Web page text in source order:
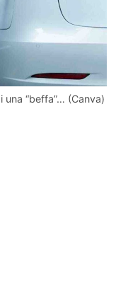
“beffa”… (Canva)